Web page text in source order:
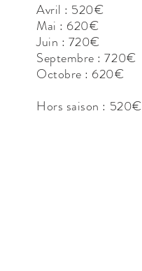
Avril : 520€
Mai : 620€
Juin : 720€
Septembre : 720€
Octobre : 620€
Hors saison : 520€